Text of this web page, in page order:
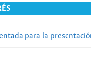
para la